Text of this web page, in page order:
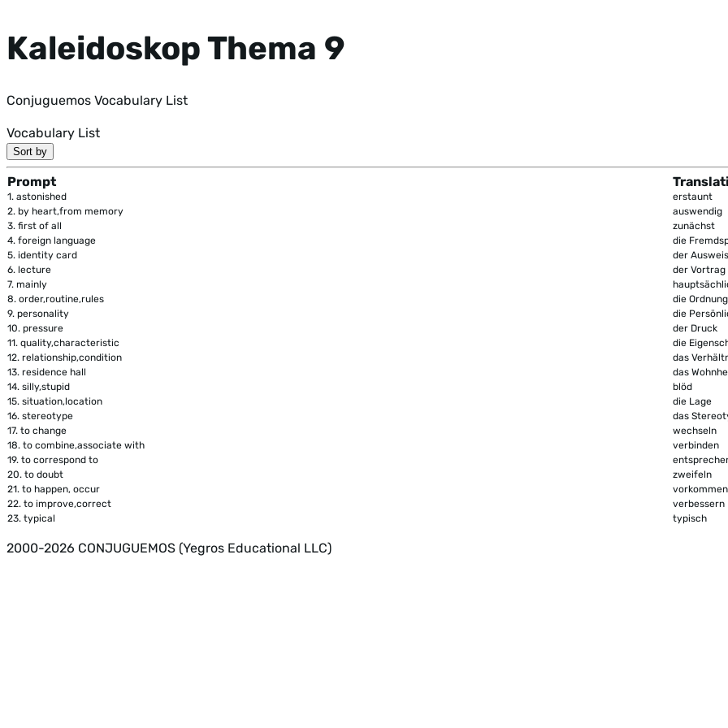
Kaleidoskop Thema 9
Conjuguemos Vocabulary List
Vocabulary List
Sort by
Prompt
1. astonished
erstaunt
2. by heart,from memory
auswendig
3. first of all
zunächst
4. foreign language
die
5. identity card
der Ausweis
6. lecture
der Vortrag
7. mainly
8. order,routine,rules
die Ordnung
9. personality
die
10. pressure
der Druck
11. quality,characteristic
die
12. relationship,condition
das
13. residence hall
das
14. silly,stupid
blöd
15. situation,location
die Lage
16. stereotype
das
17. to change
wechseln
18. to combine,associate with
verbinden
19. to correspond to
20. to doubt
zweifeln
21. to happen, occur
vorkommen
22. to improve,correct
verbessern
23. typical typisch
2000-2026 CONJUGUEMOS (Yegros Educational LLC)